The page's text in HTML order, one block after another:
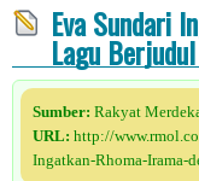
Eva Sundari
Lagu
Sumber: Rakyat
URL: http://
Ingatkan-Rhoma-Irama-